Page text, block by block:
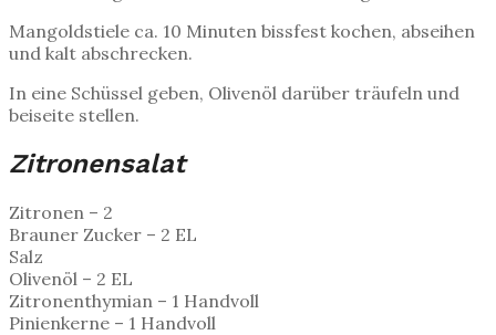
Mangoldstiele ca. 10 Minuten bissfest kochen, abseihen
und kalt abschrecken.
In eine Schüssel geben, Olivenöl darüber träufeln und
beiseite stellen.
Zitronensalat
Zitronen – 2
Brauner Zucker – 2 EL
Salz
Olivenöl – 2 EL
Zitronenthymian – 1 Handvoll
Pinienkerne – 1 Handvoll